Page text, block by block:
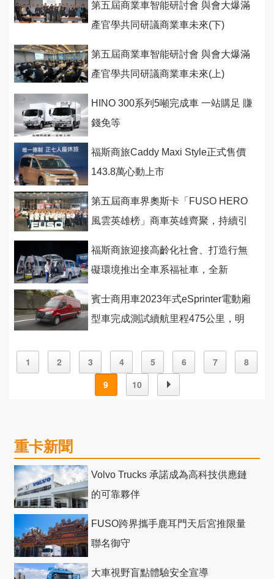
第五屆商業車智能研討會 與會大爆滿
產官學共同研議商業車未來(下)
第五屆商業車智能研討會 與會大爆滿
產官學共同研議商業車未來(上)
HINO 300系列5噸完成車 一站購足 賺
錢免等
福斯商旅Caddy Maxi Style正式售價
143.8萬心動上市
第五屆商車界奧斯卡「FUSO HERO
風雲英雄榜」商車英雄齊聚，持續引
福斯商旅迎接高齡化社會、打造行無
礙環境推出全車系福祉車，全新
賓士商用車2023年式eSprinter電動廂
型車完成測試續航里程475公里，明
1 2 3 4 5 6 7
8
9
10
重卡新聞
Volvo Trucks 承諾成為高科技供應鏈
的可靠夥伴
FUSO跨界攜手鹿耳門天后宮推限量
聯名御守
大車視野盲點體驗安全宣導